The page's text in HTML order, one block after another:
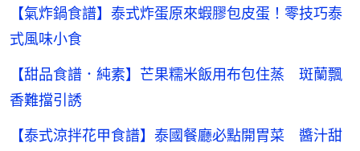
【氣炸鍋食譜】泰式炸蛋原來蝦膠包皮蛋！零技巧泰
式風味小食
【甜品食譜．純素】芒果糯米飯用布包住蒸 斑蘭飄
香難擋引誘
【泰式涼拌花甲食譜】泰國餐廳必點開胃菜 醬汁甜